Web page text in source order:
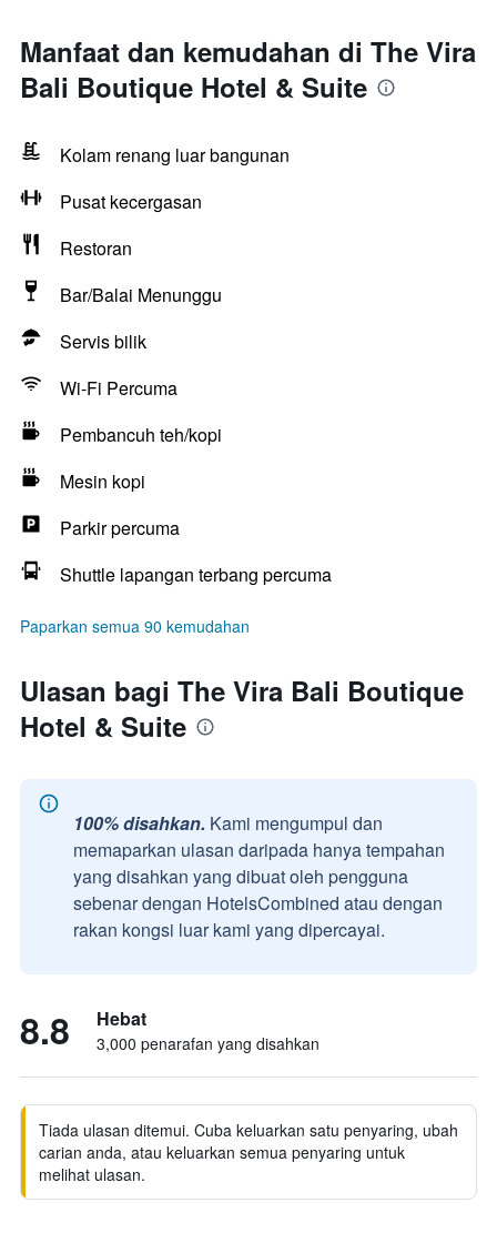
Manfaat dan kemudahan di The Vira
Bali Boutique Hotel & Suite
Kolam renang luar bangunan
Pusat kecergasan
Restoran
Bar/Balai Menunggu
Servis bilik
Wi-Fi Percuma
Pembancuh teh/kopi
Mesin kopi
Parkir percuma
Shuttle lapangan terbang percuma
Paparkan semua 90 kemudahan
Ulasan bagi The Vira Bali Boutique
Hotel & Suite
100% disahkan. Kami mengumpul dan
memaparkan ulasan daripada hanya tempahan
yang disahkan yang dibuat oleh pengguna
sebenar dengan HotelsCombined atau dengan
rakan kongsi luar kami yang dipercayai.
8.8 Hebat
3,000 penarafan yang disahkan
Tiada ulasan ditemui. Cuba keluarkan satu penyaring, ubah
carian anda, atau keluarkan semua penyaring untuk
melihat ulasan.